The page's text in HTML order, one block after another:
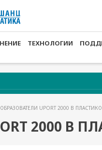
ТЕХНОЛОГИИ
UPORT 2000 В
2000 В